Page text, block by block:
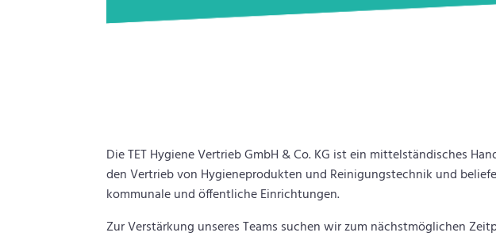
Die TET Hygiene Vertrieb GmbH & Co. KG ist ein mittelständisches
den Vertrieb von Hygieneprodukten und Reinigungstechnik und
kommunale und öffentliche Einrichtungen.
Zur Verstärkung unseres Teams suchen wir zum nächstmöglichen